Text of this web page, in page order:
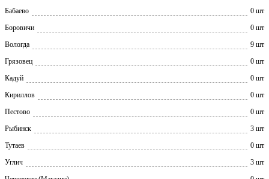
Бабаево
0 шт
Боровичи
0 шт
Вологда
9 шт
Грязовец
0 шт
Кадуй
0 шт
Кириллов
0 шт
Пестово
0 шт
Рыбинск
3 шт
Тутаев
0 шт
Углич
3 шт